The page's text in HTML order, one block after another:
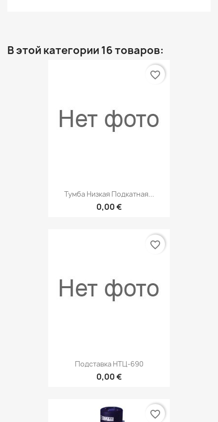
В этой категории 16 товаров:
Тумба Низкая Подкатная...
0,00 €
favorite_border
Подставка НТЦ-690
0,00 €
favorite_border
favorite_border